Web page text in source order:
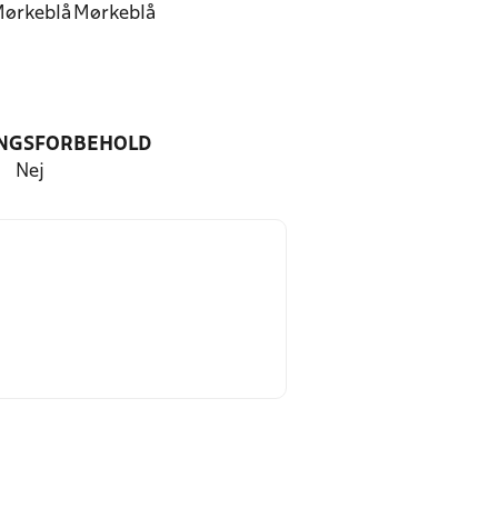
Mørkeblå
Nej